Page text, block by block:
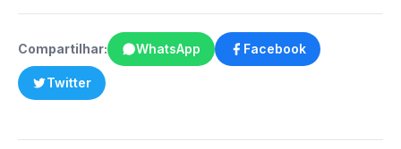
Compartilhar: WhatsApp Facebook
Twitter